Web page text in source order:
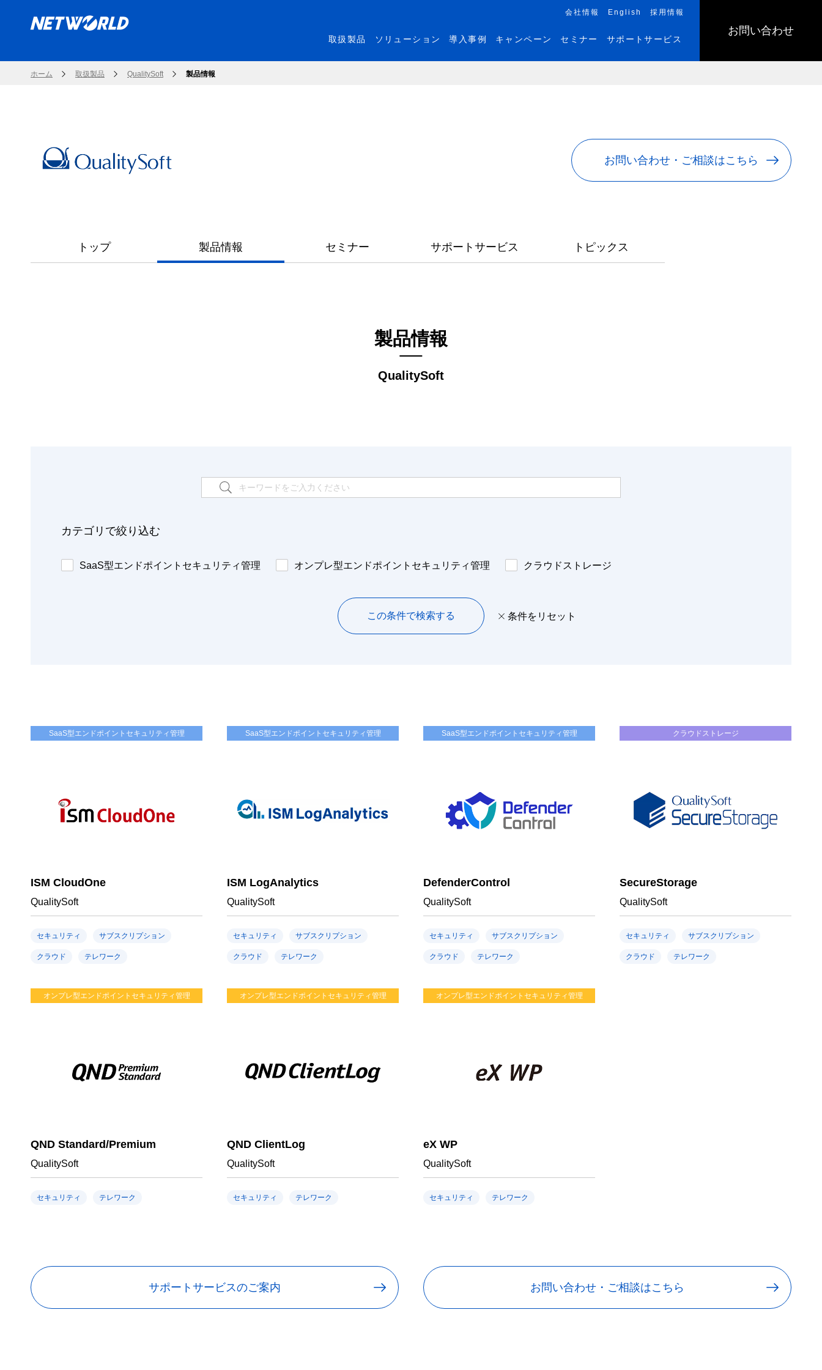
お問い合わせ
会社情報 English 採用情報
取扱製品 ソリューション 導入事例 キャンペーン セミナー サポートサービス
ホーム 取扱製品 QualitySoft 製品情報
お問い合わせ・ご相談はこちら
トップ 製品情報 セミナー サポートサービス トピックス
QualitySoft
製品情報
カテゴリで絞り込む
SaaS型エンドポイントセキュリティ管理 オンプレ型エンドポイントセキュリティ管理 クラウドストレージ
この条件で検索する 条件をリセット
SaaS型エンドポイントセキュリティ管理
ISM CloudOne
QualitySoft
セキュリティ サブスクリプション
クラウド テレワーク
SaaS型エンドポイントセキュリティ管理
ISM LogAnalytics
QualitySoft
セキュリティ サブスクリプション
クラウド テレワーク
SaaS型エンドポイントセキュリティ管理
DefenderControl
QualitySoft
セキュリティ サブスクリプション
クラウド テレワーク
クラウドストレージ
SecureStorage
QualitySoft
セキュリティ サブスクリプション
クラウド テレワーク
オンプレ型エンドポイントセキュリティ管理
QND Standard/Premium
QualitySoft
セキュリティ テレワーク
オンプレ型エンドポイントセキュリティ管理
QND ClientLog
QualitySoft
セキュリティ テレワーク
オンプレ型エンドポイントセキュリティ管理
eX WP
QualitySoft
セキュリティ テレワーク
サポートサービスのご案内 お問い合わせ・ご相談はこちら